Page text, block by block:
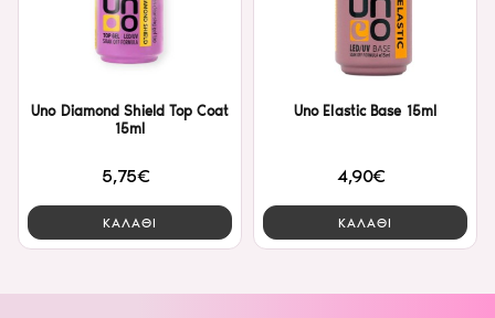
Uno Diamond Shield Top Coat
15ml
5,75€
ΚΑΛΑΘΙ
Uno Elastic Base 15ml
4,90€
ΚΑΛΑΘΙ